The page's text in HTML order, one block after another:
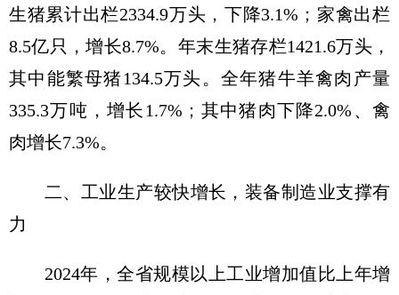
生猪累计出栏2334.9万头，下降3.1%；家禽出栏
8.5亿只，增长8.7%。年末生猪存栏1421.6万头，
其中能繁母猪134.5万头。全年猪牛羊禽肉产量
335.3万吨，增长1.7%；其中猪肉下降2.0%、禽
肉增长7.3%。
二、工业生产较快增长，装备制造业支撑有
力
2024年，全省规模以上工业增加值比上年增